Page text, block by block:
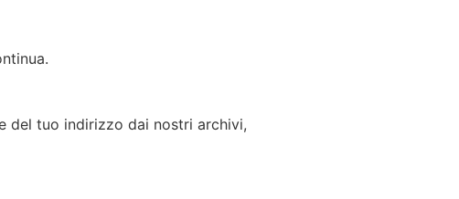
del tuo indirizzo dai nostri archivi,